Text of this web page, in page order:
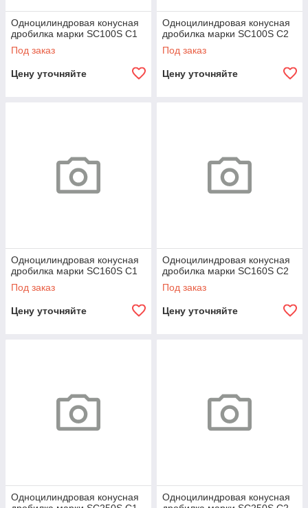
Одноцилиндровая конусная
дробилка марки SC100S С1
Под заказ
Цену уточняйте
Одноцилиндровая конусная
дробилка марки SC100S С2
Под заказ
Цену уточняйте
Одноцилиндровая конусная
дробилка марки SC160S С1
Под заказ
Цену уточняйте
Одноцилиндровая конусная
дробилка марки SC160S С2
Под заказ
Цену уточняйте
Одноцилиндровая конусная
Одноцилиндровая конусная